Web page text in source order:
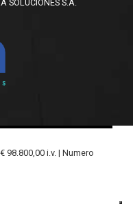
S.A.
98.800,00 i.v. | Numero